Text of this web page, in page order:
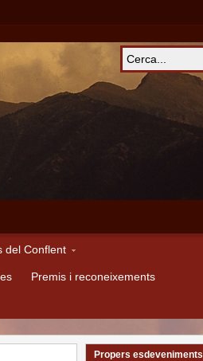
del Conflent
Premis i reconeixements
Propers esdeveniments